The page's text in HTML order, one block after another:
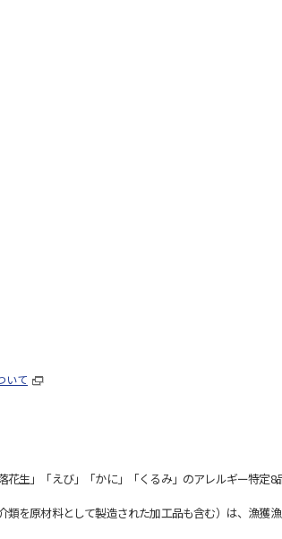
いて
生」「えび」「かに」「くるみ」のアレルギー特定8
を原材料として製造された加工品も含む）は、漁獲